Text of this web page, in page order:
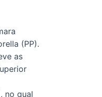
(PP).
as
no qual